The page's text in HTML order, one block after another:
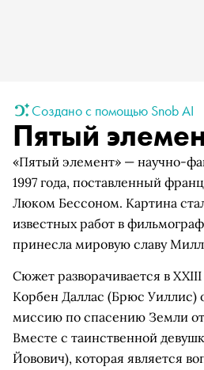
Создано с помощью Snob AI
Пятый
«Пятый элемент» — научно-
1997 года, поставленный
Люком Бессоном. Картина
известных работ в
принесла мировую славу
Сюжет разворачивается в XXIII
Корбен Даллас (Брюс Уиллис)
миссию по спасению Земли
Вместе с таинственной
Йовович), которая является